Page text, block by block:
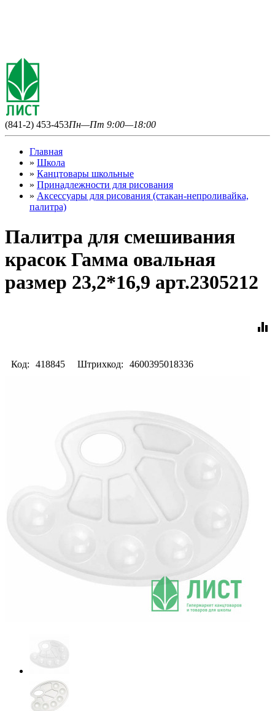
(841-2) 453-453Пн—Пт 9:00—18:00
Главная
» Школа
» Канцтовары школьные
» Принадлежности для рисования
» Аксессуары для рисования (стакан-непроливайка,
палитра)
Палитра для смешивания
красок Гамма овальная
размер 23,2*16,9 арт.2305212
equalizer
Код: 418845 Штрихкод: 4600395018336